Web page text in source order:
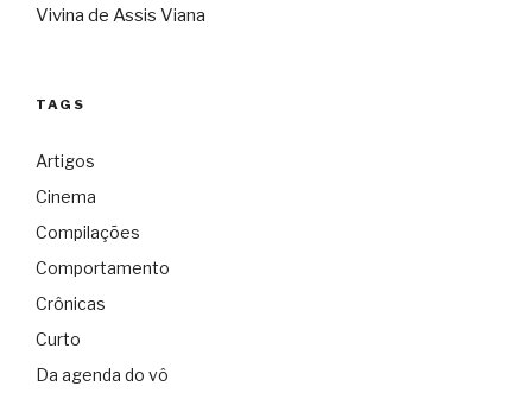
Vivina de Assis Viana
TAGS
Artigos
Cinema
Compilações
Comportamento
Crônicas
Curto
Da agenda do vô